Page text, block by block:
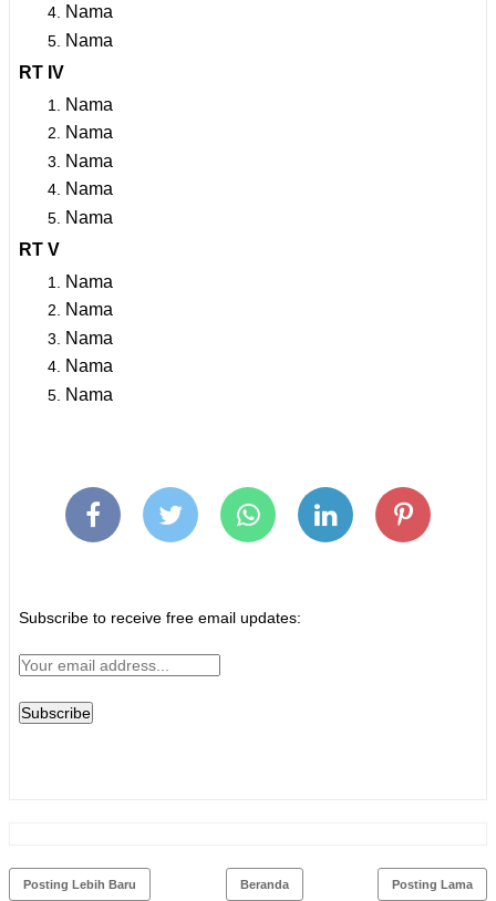
Nama
Nama
RT IV
Nama
Nama
Nama
Nama
Nama
RT V
Nama
Nama
Nama
Nama
Nama
Subscribe to receive free email updates:
Posting Lebih Baru Posting Lama
Beranda